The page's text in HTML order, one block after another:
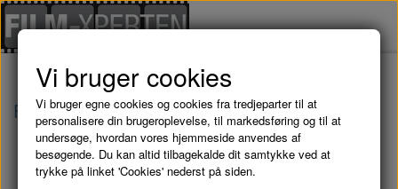
Forside Serier MINKAVLERNE Sæson 1 - 4
Vi bruger cookies
Vi bruger egne cookies og cookies fra tredjeparter til at
personalisere din brugeroplevelse, til markedsføring og til at
undersøge, hvordan vores hjemmeside anvendes af
besøgende. Du kan altid tilbagekalde dit samtykke ved at
trykke på linket 'Cookies' nederst på siden.